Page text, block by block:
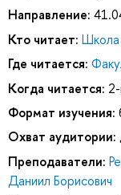
Направление:
Кто читает: Школа
Где читается:
Когда читается:
Формат изучения:
Охват аудитории:
Преподаватели:
Даниил Борисович